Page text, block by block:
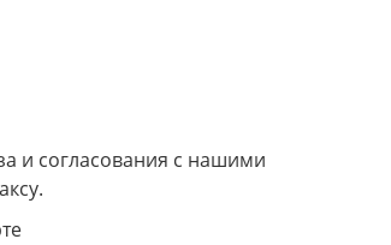
и согласования с нашими